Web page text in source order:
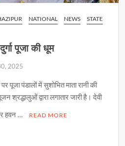
NATIONAL NEWS
STATE
पूजा की धूम
2025
पूजा पंडालों में सुशोभित माता रानी की
श्रद्धालुओं द्वारा लगातार जारी है। देवी
हवन …
READ MORE